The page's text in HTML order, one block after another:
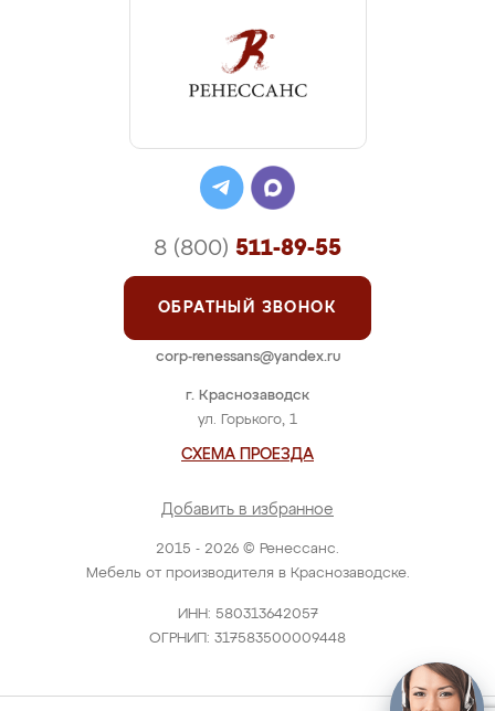
2015 - 2026 © Ренессанс.
Мебель от производителя в Краснозаводске.
ИНН: 580313642057
ОГРНИП: 317583500009448
г. Краснозаводск
ул. Горького, 1
СХЕМА ПРОЕЗДА
Добавить в избранное
8 (800) 511-89-55
ОБРАТНЫЙ ЗВОНОК
corp-renessans@yandex.ru